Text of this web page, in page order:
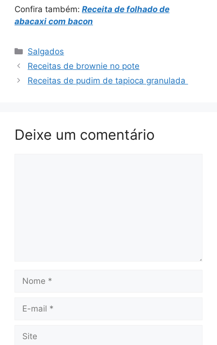
Confira também: Receita de folhado de
abacaxi com bacon
Categorias
Salgados
Receitas de brownie no pote
Receitas de pudim de tapioca granulada
Deixe um comentário
Nome
Site